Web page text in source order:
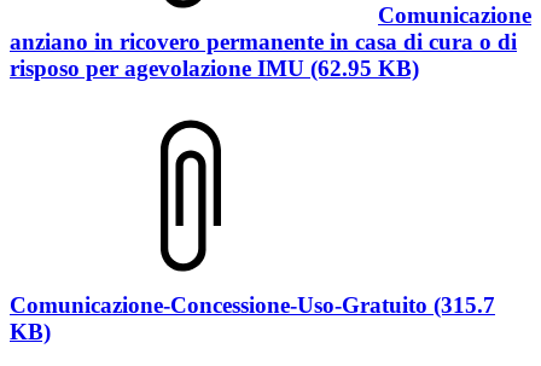
Comunicazione
anziano in ricovero permanente in casa di cura o di
risposo per agevolazione IMU (62.95 KB)
Comunicazione-Concessione-Uso-Gratuito (315.7
KB)